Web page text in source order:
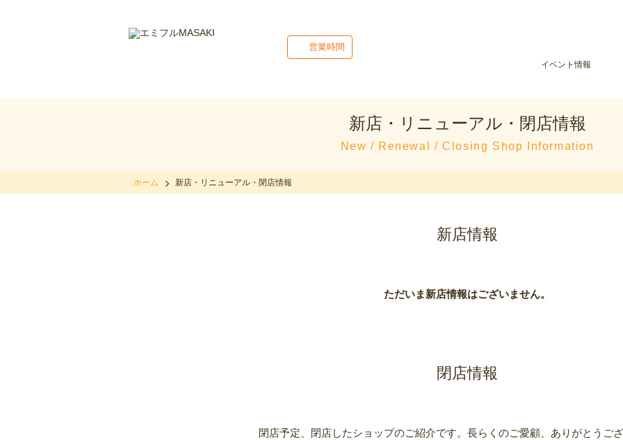
営業時間
イベント情報
新店・リニューアル・閉店情報
New / Renewal / Closing Shop Information
ホーム 新店・リニューアル・閉店情報
新店情報
ただいま新店情報はございません。
閉店情報
閉店予定、閉店したショップのご紹介です。長らくのご愛顧、ありがとうござ